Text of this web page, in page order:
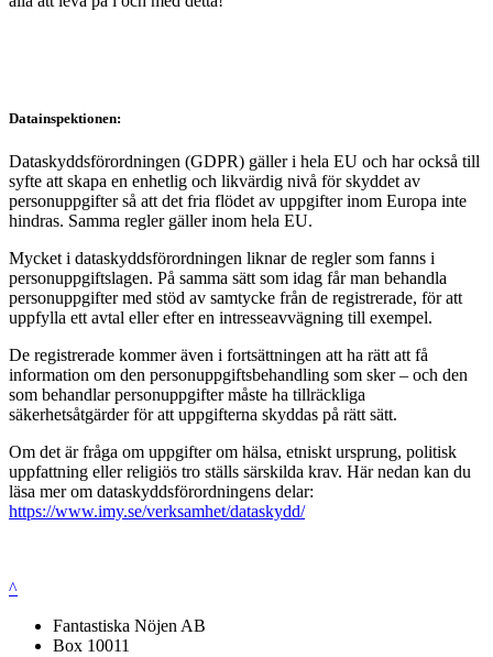
Datainspektionen:
Dataskyddsförordningen (GDPR) gäller i hela EU och har också till
syfte att skapa en enhetlig och likvärdig nivå för skyddet av
personuppgifter så att det fria flödet av uppgifter inom Europa inte
hindras. Samma regler gäller inom hela EU.
Mycket i dataskyddsförordningen liknar de regler som fanns i
personuppgiftslagen. På samma sätt som idag får man behandla
personuppgifter med stöd av samtycke från de registrerade, för att
uppfylla ett avtal eller efter en intresseavvägning till exempel.
De registrerade kommer även i fortsättningen att ha rätt att få
information om den personuppgiftsbehandling som sker – och den
som behandlar personuppgifter måste ha tillräckliga
säkerhetsåtgärder för att uppgifterna skyddas på rätt sätt.
Om det är fråga om uppgifter om hälsa, etniskt ursprung, politisk
uppfattning eller religiös tro ställs särskilda krav. Här nedan kan du
läsa mer om dataskyddsförordningens delar:
https://www.imy.se/verksamhet/dataskydd/
^
Fantastiska Nöjen AB
Box 10011